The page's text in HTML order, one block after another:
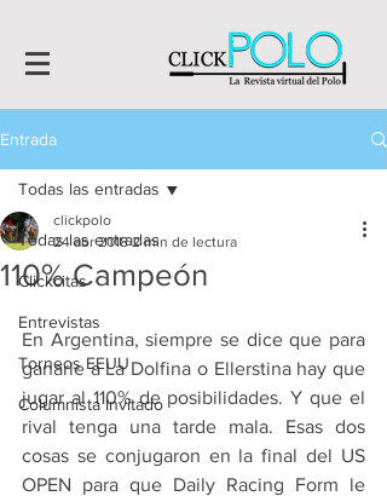
Entrada
Todas las entradas
Clickcitas
Entrevistas
Torneos EEUU
Columnista Invitado
Todas las entradas
110% Campeón
clickpolo
24 abr 2018 2 min de lectura
En Argentina, siempre se dice que para
ganarle a La Dolfina o Ellerstina hay que
jugar al 110% de posibilidades. Y que el
rival tenga una tarde mala. Esas dos
cosas se conjugaron en la final del US
OPEN para que Daily Racing Form le